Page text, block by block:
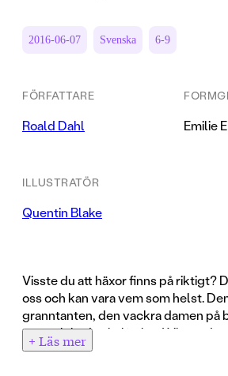
2016-06-07 Svenska 6-9
FÖRFATTARE
Roald Dahl
ILLUSTRATÖR
Quentin Blake
Emilie
Visste du att häxor finns på riktigt?
oss och kan vara vem som helst.
granntanten, den vackra damen på
egen älskade skolfröken! Visste du
omöjliga att upptäcka om man inte
+ Läs mer